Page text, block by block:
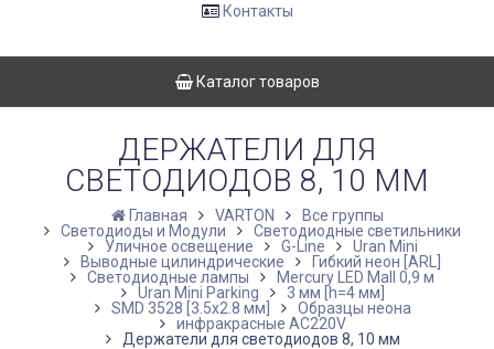
Контакты
Каталог товаров
ДЕРЖАТЕЛИ ДЛЯ
СВЕТОДИОДОВ 8, 10 ММ
Главная VARTON
Все группы
Светодиоды и Модули
Светодиодные светильники
Уличное освещение
G-Line
Uran Mini
Выводные цилиндрические
Гибкий неон [ARL]
Светодиодные лампы
Mercury LED Mall 0,9 м
Uran Mini Parking
3 мм [h=4 мм]
SMD 3528 [3.5х2.8 мм]
Образцы неона
инфракрасные AC220V
Держатели для светодиодов 8, 10 мм